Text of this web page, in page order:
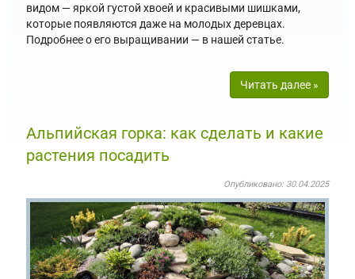
видом — яркой густой хвоей и красивыми шишками,
которые появляются даже на молодых деревцах.
Подробнее о его выращивании — в нашей статье.
Читать далее »
Альпийская горка: как сделать и какие
растения посадить
Опубликовано: 30.04.2025